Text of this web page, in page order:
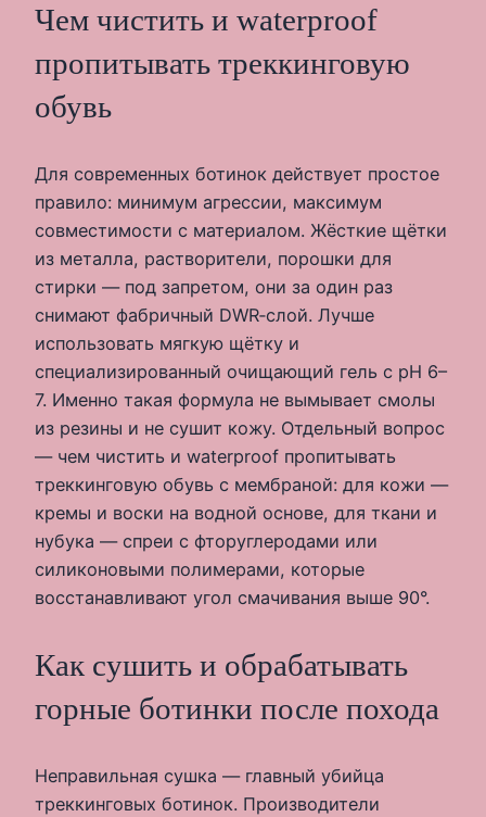
Чем чистить и waterproof
пропитывать треккинговую
обувь
Для современных ботинок действует простое
правило: минимум агрессии, максимум
совместимости с материалом. Жёсткие щётки
из металла, растворители, порошки для
стирки — под запретом, они за один раз
снимают фабричный DWR‑слой. Лучше
использовать мягкую щётку и
специализированный очищающий гель с pH 6–
7. Именно такая формула не вымывает смолы
из резины и не сушит кожу. Отдельный вопрос
— чем чистить и waterproof пропитывать
треккинговую обувь с мембраной: для кожи —
кремы и воски на водной основе, для ткани и
нубука — спреи с фторуглеродами или
силиконовыми полимерами, которые
восстанавливают угол смачивания выше 90°.
Как сушить и обрабатывать
горные ботинки после похода
Неправильная сушка — главный убийца
треккинговых ботинок. Производители